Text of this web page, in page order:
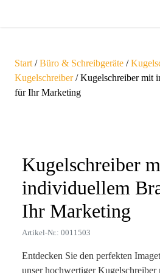
Start /Büro & Schreibgeräte /
Kugelschreiber/ Kugelschreiber mit
für Ihr Marketing
Kugelschreiber
individuellem
Ihr Marketing
Artikel-Nr.: 0011503
Entdecken Sie den perfekten
unser hochwertiger